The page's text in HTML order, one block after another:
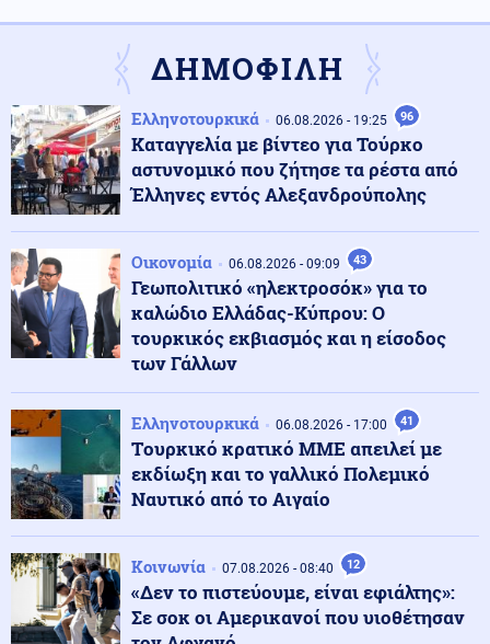
Κοινωνία
Συνελήφθη ο διευθυντής του ΔΕΔΔΗΕ Άρτας για την
υπόθεση της φωτιάς στο ΚΥΤ Αράχθου
Κόσμος
Μεγάλη ήττα για τη Meta: Πρόστιμο 567 εκατ.
δολαρίων για την προστασία των παιδιών – Δικαστής
τη χαρακτήρισε «δημόσιο κίνδυνο»
ΗΠΑ 07.08.2026 - 19:20
Από μια κλωστή κρέμεται ο διορισμός του εκλεκτού
07.08.2026 - 19:14
Τουρκία: «Δεν θα επιτρέψουμε σε κανένα γαλλικό
πλοίο να ποντίσει καλώδιο μεταξύ Ελλάδας-Κύπρου»
Κόσμος 07.08.2026 - 19:09
Η Ιταλία απαντά αρνητικά στο τελεσίγραφο της
Ισπανία: Έως 15 Αυγούστου οι συνοριακοί έλεγχοι, λέει
η Μελόνι
ΔΗΜΟΦΙΛΗ
Ελληνοτουρκικά 06.08.2026 - 19:25 96
Καταγγελία με βίντεο για Τούρκο
αστυνομικό που ζήτησε τα ρέστα από
Έλληνες εντός Αλεξανδρούπολης
Οικονομία 06.08.2026 - 09:09 43
Γεωπολιτικό «ηλεκτροσόκ» για το
καλώδιο Ελλάδας-Κύπρου: Ο
τουρκικός εκβιασμός και η είσοδος
των Γάλλων
Ελληνοτουρκικά 06.08.2026 - 17:00 41
Tουρκικό κρατικό ΜΜΕ απειλεί με
εκδίωξη και το γαλλικό Πολεμικό
Ναυτικό από το Αιγαίο
Κοινωνία 07.08.2026 - 08:40 12
«Δεν το πιστεύουμε, είναι εφιάλτης»:
Σε σοκ οι Αμερικανοί που υιοθέτησαν